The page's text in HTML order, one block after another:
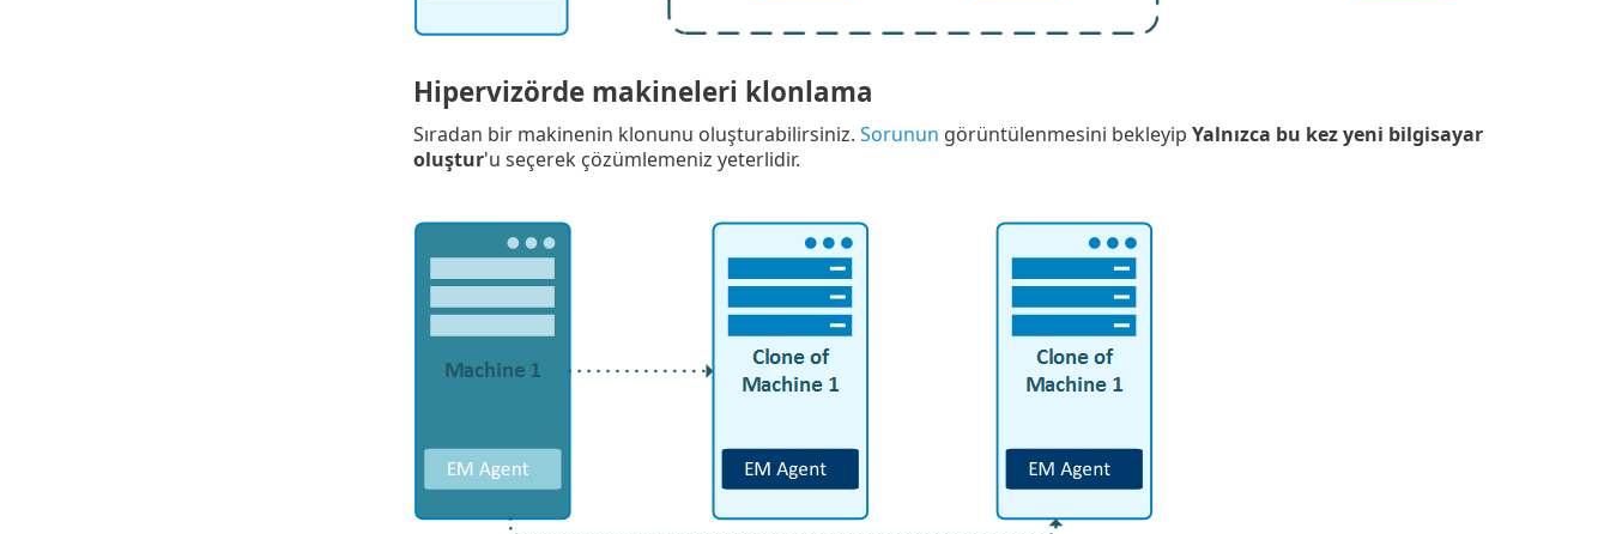
Hipervizörde makineleri klonlama
Sıradan bir makinenin klonunu oluşturabilirsiniz. Sorunun görüntülenmesini bekleyip Yalnızca bu kez yeni bilgisayar
oluştur'u seçerek çözümlemeniz yeterlidir.